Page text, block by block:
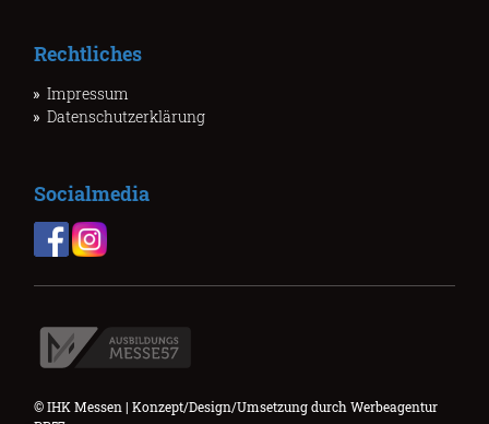
Rechtliches
Impressum
Datenschutzerklärung
Socialmedia
© IHK Messen | Konzept/Design/Umsetzung durch Werbeagentur